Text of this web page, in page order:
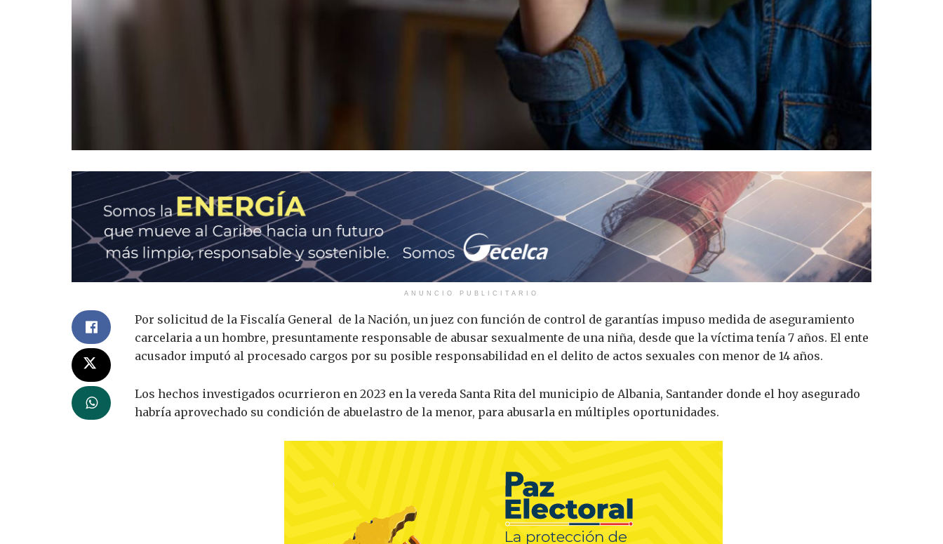
ANUNCIO PUBLICITARIO
Por solicitud de la Fiscalía General de la Nación, un juez con función de control de garantías impuso medida de aseguramiento
carcelaria a un hombre, presuntamente responsable de abusar sexualmente de una niña, desde que la víctima tenía 7 años. El ente
acusador imputó al procesado cargos por su posible responsabilidad en el delito de actos sexuales con menor de 14 años.
Los hechos investigados ocurrieron en 2023 en la vereda Santa Rita del municipio de Albania, Santander donde el hoy asegurado
habría aprovechado su condición de abuelastro de la menor, para abusarla en múltiples oportunidades.